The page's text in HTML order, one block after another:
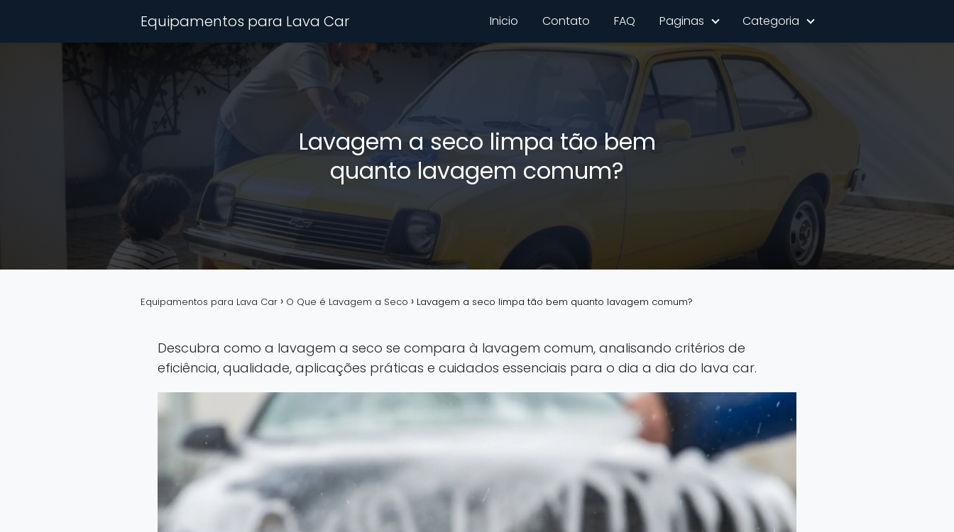
Equipamentos para Lava Car Inicio Contato FAQ Paginas Categoria
Lavagem a seco limpa tão bem
quanto lavagem comum?
Equipamentos para Lava Car O Que é Lavagem a Seco Lavagem a seco limpa tão bem quanto lavagem comum?
Descubra como a lavagem a seco se compara à lavagem comum, analisando critérios de
eficiência, qualidade, aplicações práticas e cuidados essenciais para o dia a dia do lava car.